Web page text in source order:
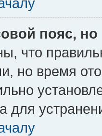
пояс,
что
но время
для